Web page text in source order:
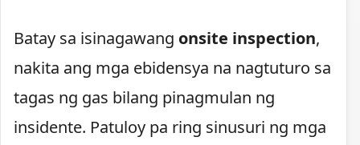
Batay sa isinagawang onsite inspection,
nakita ang mga ebidensya na nagtuturo sa
tagas ng gas bilang pinagmulan ng
insidente. Patuloy pa ring sinusuri ng mga